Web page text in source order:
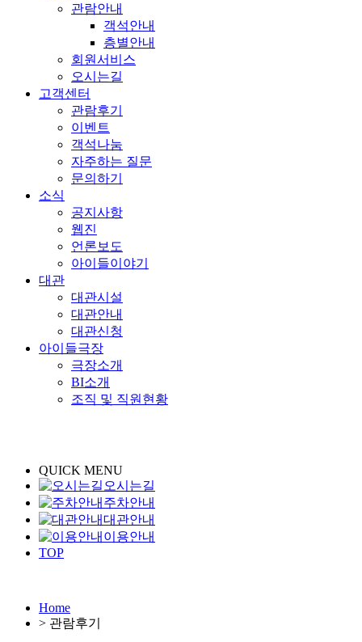
관람안내
객석안내
층별안내
회원서비스
오시는길
고객센터
관람후기
이벤트
객석나눔
자주하는 질문
문의하기
소식
공지사항
웹진
언론보도
아이들이야기
대관
대관시설
대관안내
대관신청
아이들극장
극장소개
BI소개
조직 및 직원현황
QUICK MENU
오시는길
주차안내
대관안내
이용안내
TOP
Home
> 관람후기